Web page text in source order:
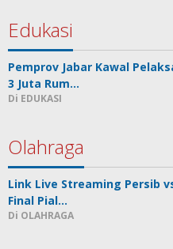
Edukasi
Pemprov Jabar Kawal
3 Juta Rum…
Di EDUKASI
Olahraga
Link Live Streaming Persib
Final Pial…
Di OLAHRAGA